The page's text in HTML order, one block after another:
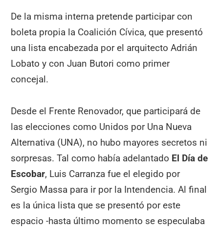
De la misma interna pretende participar con
boleta propia la Coalición Cívica, que presentó
una lista encabezada por el arquitecto Adrián
Lobato y con Juan Butori como primer
concejal.
Desde el Frente Renovador, que participará de
las elecciones como Unidos por Una Nueva
Alternativa (UNA), no hubo mayores secretos ni
sorpresas. Tal como había adelantado El Día de
Escobar, Luis Carranza fue el elegido por
Sergio Massa para ir por la Intendencia. Al final
es la única lista que se presentó por este
espacio -hasta último momento se especulaba